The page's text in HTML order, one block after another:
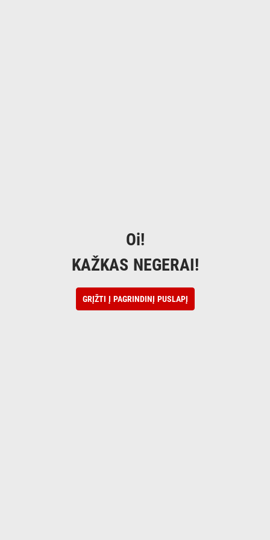
Oi!
KAŽKAS NEGERAI!
GRĮŽTI Į PAGRINDINĮ PUSLAPĮ